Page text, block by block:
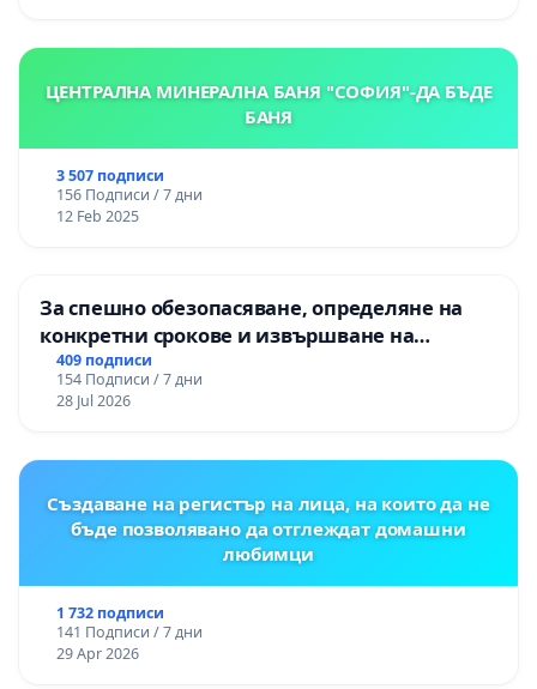
ЦЕНТРАЛНА МИНЕРАЛНА БАНЯ "СОФИЯ"-ДА БЪДЕ
БАНЯ
3 507 подписи
156 Подписи / 7 дни
12 Feb 2025
За спешно обезопасяване, определяне на
конкретни срокове и извършване на
цялостна рехабилитация на
републиканския път между пътен възел АМ
„Тракия“ - гр. Ихтиман - с. Мирово - к.к.
409 подписи
154 Подписи / 7 дни
28 Jul 2026
Създаване на регистър на лица, на които да не
бъде позволявано да отглеждат домашни
любимци
1 732 подписи
141 Подписи / 7 дни
29 Apr 2026